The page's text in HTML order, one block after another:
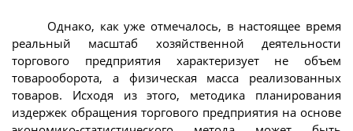
Однако, как уже отмечалось, в настоящее время
реальный масштаб хозяйственной деятельности
торгового предприятия характеризует не объем
товарооборота, а физическая масса реализованных
товаров. Исходя из этого, методика планирования
издержек обращения торгового предприятия на основе